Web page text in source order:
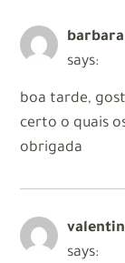
says:
boa tarde,
certo o quais
obrigada
says: